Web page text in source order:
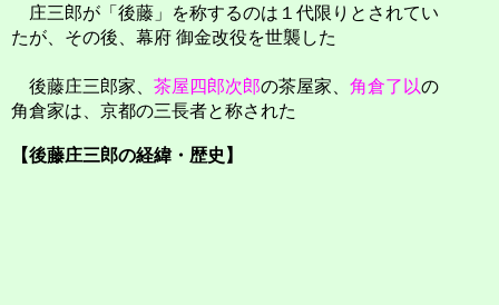
庄三郎が「後藤」を称するのは１代限りとされてい
たが、その後、幕府 御金改役を世襲した
後藤庄三郎家、 茶屋四郎次郎の茶屋家、 角倉了以の
角倉家は、京都の三長者と称された
【後藤庄三郎の経緯・歴史】